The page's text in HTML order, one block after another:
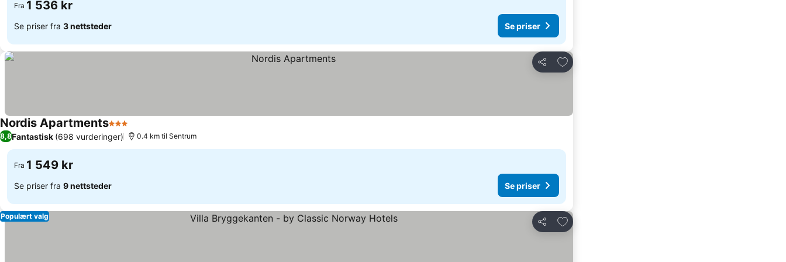
Fra 1 536 kr
Se priser fra 3 nettsteder Se priser
Del
Legg til i favoritter
Nordis Apartments3 StjernerSe priser
8,8Fantastisk (698 vurderinger) 0.4 km til Sentrum
Fra 1 549 kr
Se priser fra 9 nettsteder Se priser
Del
Legg til i favoritter
Populært valg